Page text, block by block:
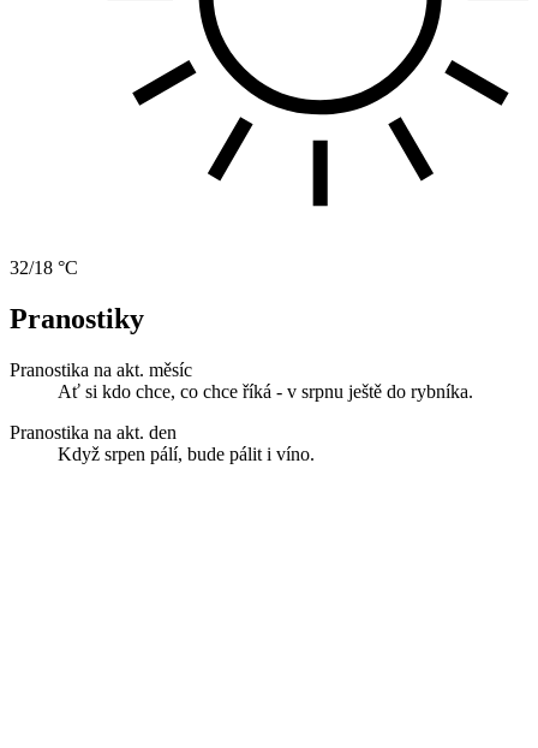
32/18 °C
Pranostiky
Pranostika na akt. měsíc
Ať si kdo chce, co chce říká - v srpnu ještě do rybníka.
Pranostika na akt. den
Když srpen pálí, bude pálit i víno.